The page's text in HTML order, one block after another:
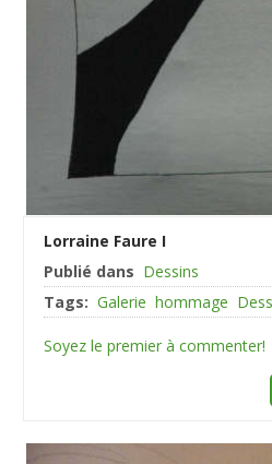
Lorraine Faure I
Publié dans Dessins
Tags: Galerie hommage
Soyez le premier à commenter!